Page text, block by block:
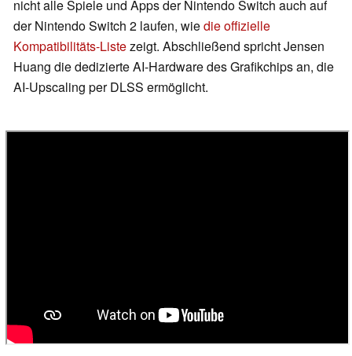
nicht alle Spiele und Apps der Nintendo Switch auch auf
der Nintendo Switch 2 laufen, wiedie offizielle
Kompatibilitäts-Listezeigt. Abschließend spricht Jensen
Huang die dedizierte AI-Hardware des Grafikchips an, die
AI-Upscaling per DLSS ermöglicht.